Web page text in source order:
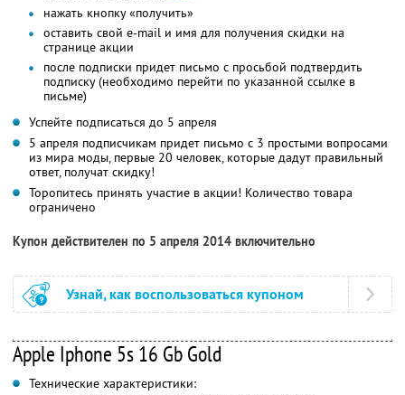
нажать кнопку «получить»
оставить свой е-mail и имя для получения скидки на
странице акции
после подписки придет письмо с просьбой подтвердить
подписку (необходимо перейти по указанной ссылке в
письме)
Успейте подписаться до 5 апреля
5 апреля подписчикам придет письмо с 3 простыми вопросами
из мира моды, первые 20 человек, которые дадут правильный
ответ, получат скидку!
Торопитесь принять участие в акции! Количество товара
ограничено
Купон действителен по 5 апреля 2014 включительно
Узнай, как воспользоваться купоном
Apple Iphone 5s 16 Gb Gold
Технические характеристики: